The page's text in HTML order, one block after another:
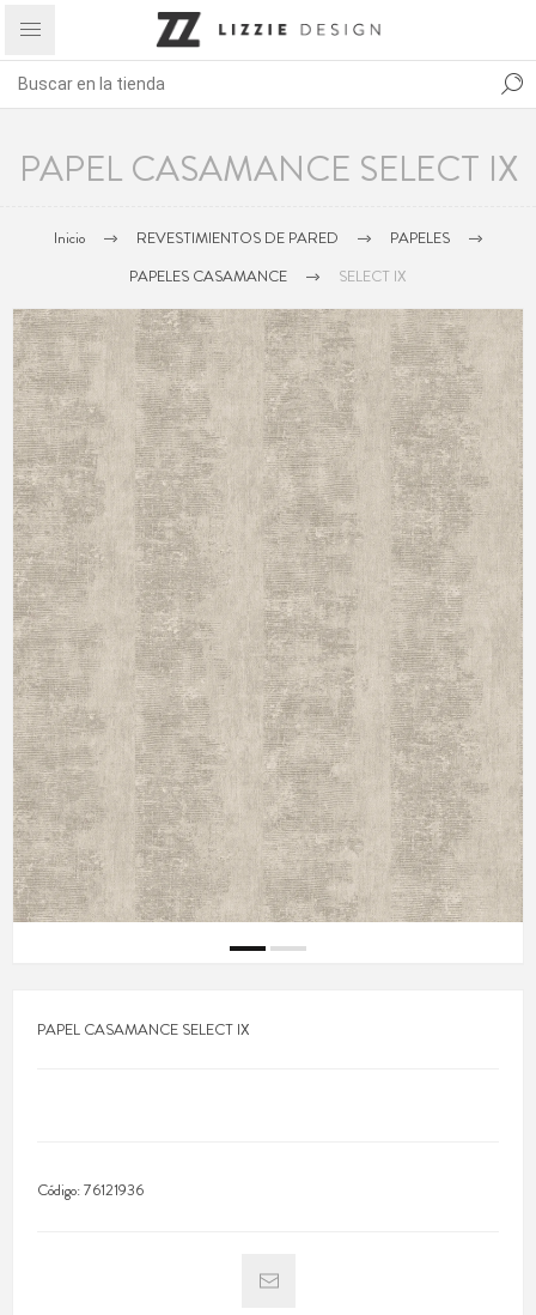
PAPEL CASAMANCE SELECT IX
Inicio REVESTIMIENTOS DE PARED
PAPELES
PAPELES CASAMANCE
SELECT IX
PAPEL CASAMANCE SELECT IX
Código:76121936